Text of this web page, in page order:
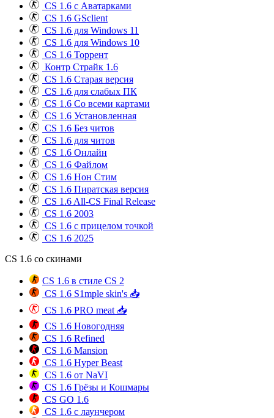
CS 1.6 с Аватарками
CS 1.6 GSclient
CS 1.6 для Windows 11
CS 1.6 для Windows 10
CS 1.6 Торрент
Контр Страйк 1.6
CS 1.6 Старая версия
CS 1.6 для слабых ПК
CS 1.6 Со всеми картами
CS 1.6 Установленная
CS 1.6 Без читов
CS 1.6 для читов
CS 1.6 Онлайн
CS 1.6 Файлом
CS 1.6 Нон Стим
CS 1.6 Пиратская версия
CS 1.6 All-CS Final Release
CS 1.6 2003
CS 1.6 с прицелом точкой
CS 1.6 2025
CS 1.6 со скинами
CS 1.6 в стиле CS 2
CS 1.6 S1mple skin's 📥
CS 1.6 PRO meat 📥
CS 1.6 Новогодняя
CS 1.6 Refined
CS 1.6 Mansion
CS 1.6 Hyper Beast
CS 1.6 от NaVI
CS 1.6 Грёзы и Кошмары
CS GO 1.6
CS 1.6 с лаунчером